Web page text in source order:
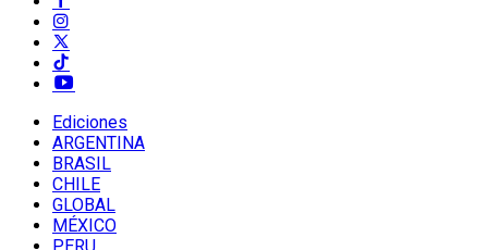
Ediciones
ARGENTINA
BRASIL
CHILE
GLOBAL
MÉXICO